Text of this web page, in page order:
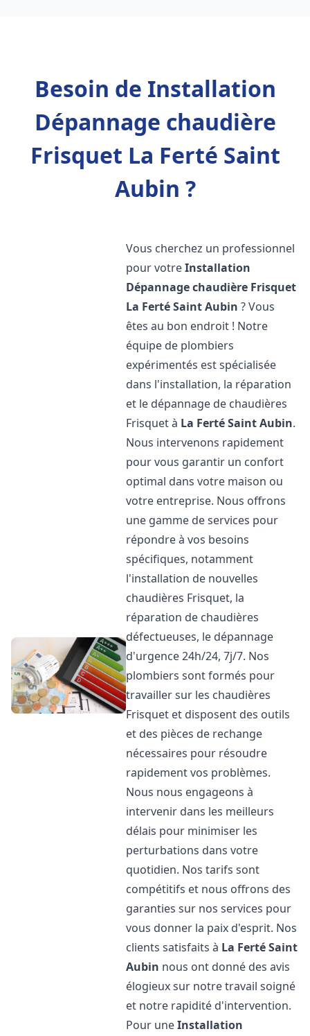
Besoin de Installation
Dépannage chaudière
Frisquet La Ferté Saint
Aubin ?
Vous cherchez un professionnel
pour votreInstallation
Dépannage chaudière Frisquet
La Ferté Saint Aubin ? Vous
êtes au bon endroit ! Notre
équipe de plombiers
expérimentés est spécialisée
dans l'installation, la réparation
et le dépannage de chaudières
Frisquet à La Ferté Saint Aubin.
Nous intervenons rapidement
pour vous garantir un confort
optimal dans votre maison ou
votre entreprise. Nous offrons
une gamme de services pour
répondre à vos besoins
spécifiques, notamment
l'installation de nouvelles
chaudières Frisquet, la
réparation de chaudières
défectueuses, le dépannage
d'urgence 24h/24, 7j/7. Nos
plombiers sont formés pour
travailler sur les chaudières
Frisquet et disposent des outils
et des pièces de rechange
nécessaires pour résoudre
rapidement vos problèmes.
Nous nous engageons à
intervenir dans les meilleurs
délais pour minimiser les
perturbations dans votre
quotidien. Nos tarifs sont
compétitifs et nous offrons des
garanties sur nos services pour
vous donner la paix d'esprit. Nos
clients satisfaits à La Ferté Saint
Aubin nous ont donné des avis
élogieux sur notre travail soigné
et notre rapidité d'intervention.
Pour uneInstallation